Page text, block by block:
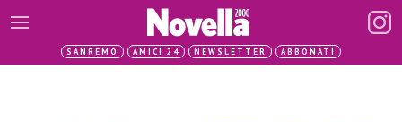
SANREMO AMICI 24 NEWSLETTER ABBONATI